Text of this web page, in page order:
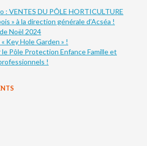
: VENTES DU PÔLE HORTICULTURE
» à la direction générale d’Acséa !
Noël 2024
Key Hole Garden » !
Pôle Protection Enfance Famille et
!